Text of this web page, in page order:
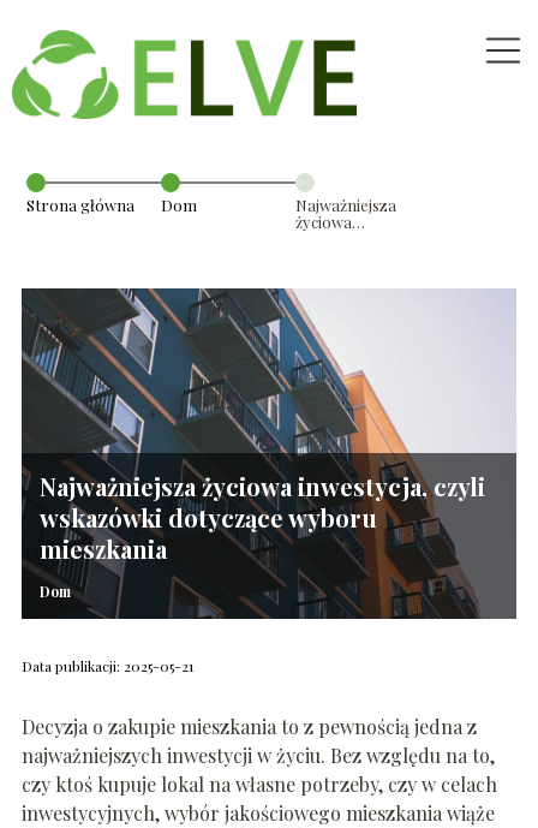
Strona główna Dom
Najważniejsza
życiowa
wyboru
mieszkania
Najważniejsza życiowa inwestycja, czyli
wskazówki dotyczące wyboru
mieszkania
Dom
Data publikacji: 2025-05-21
Decyzja o zakupie mieszkania to z pewnością jedna z
najważniejszych inwestycji w życiu. Bez względu na to,
czy ktoś kupuje lokal na własne potrzeby, czy w celach
inwestycyjnych, wybór jakościowego mieszkania wiąże